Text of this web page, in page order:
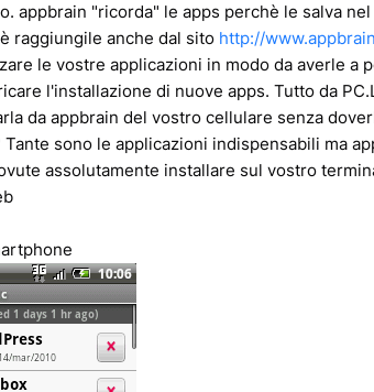
appbrain "ricorda" le apps perchè le salva
raggiungile anche dal sito http://
le vostre applicazioni in modo da averle a
l'installazione di nuove apps. Tutto da
da appbrain del vostro cellulare senza
sono le applicazioni indispensabili ma
assolutamente installare sul vostro